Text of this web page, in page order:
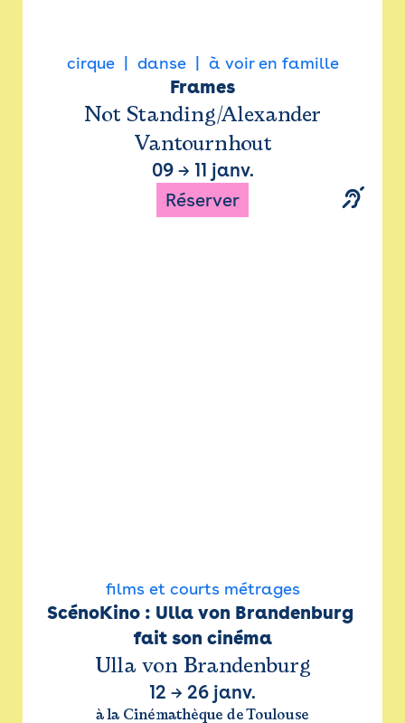
cirque danse à voir en famille
Frames
Not Standing/Alexander
Vantournhout
09→ 11 janv.
Réserver
films et courts métrages
ScénoKino : Ulla von Brandenburg
fait son cinéma
Ulla von Brandenburg
12 → 26 janv.
à la Cinémathèque de Toulouse